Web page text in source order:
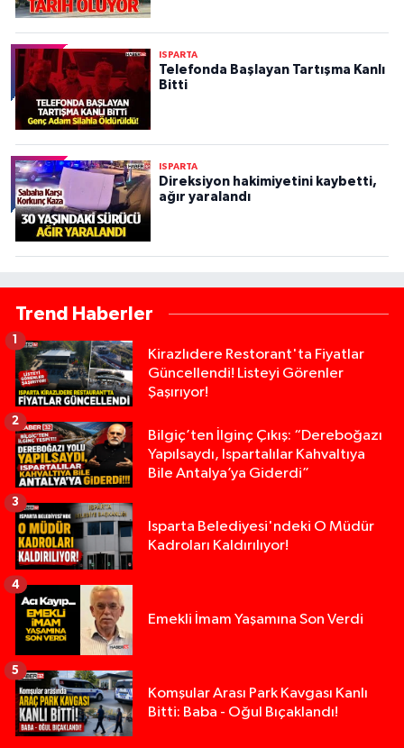
ISPARTA
Telefonda Başlayan Tartışma Kanlı
Bitti
ISPARTA
Direksiyon hakimiyetini kaybetti,
ağır yaralandı
Trend Haberler
Kirazlıdere Restorant'ta Fiyatlar
Güncellendi! Listeyi Görenler
Şaşırıyor!
Bilgiç’ten İlginç Çıkış: “Dereboğazı
Yapılsaydı, Ispartalılar Kahvaltıya
Bile Antalya’ya Giderdi”
2
Isparta Belediyesi'ndeki O Müdür
Kadroları Kaldırılıyor!
3
Emekli İmam Yaşamına Son Verdi
4
Komşular Arası Park Kavgası Kanlı
Bitti: Baba - Oğul Bıçaklandı!
5
19:36 |Isparta’da Silah Operasyonu: 165 Tabanca Ele
17:18 |Anız Yangını Kazaya Neden Oldu: 13 Araç
17:08 |Alevlere Teslim Olan Gecekondu Kullanılamaz